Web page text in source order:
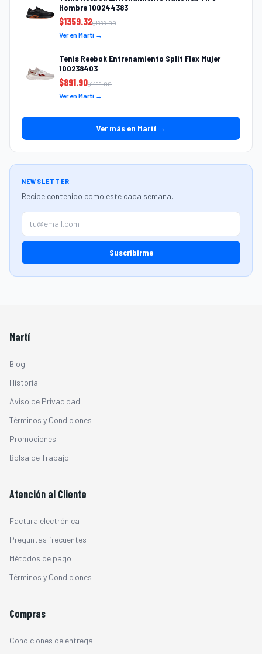
Hombre 100244383
$1359.32$1999.00
Ver en Martí →
Tenis Reebok Entrenamiento Split Flex Mujer
100238403
$891.90$1499.00
Ver en Martí →
Ver más en Martí →
NEWSLETTER
Recibe contenido como este cada semana.
Suscribirme
Martí
Blog
Historia
Aviso de Privacidad
Términos y Condiciones
Promociones
Bolsa de Trabajo
Atención al Cliente
Factura electrónica
Preguntas frecuentes
Métodos de pago
Términos y Condiciones
Compras
Condiciones de entrega